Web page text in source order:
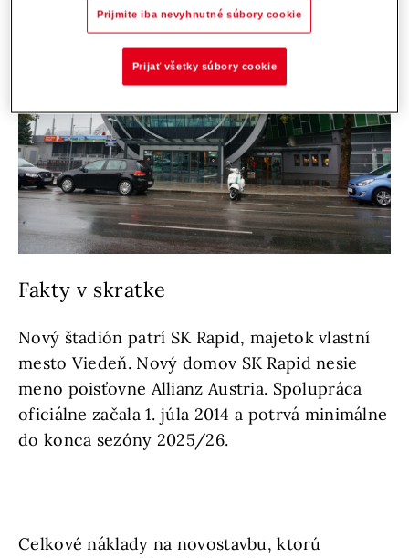
Fakty v skratke
Nový štadión patrí SK Rapid, majetok vlastní
mesto Viedeň. Nový domov SK Rapid nesie
meno poisťovne Allianz Austria. Spolupráca
oficiálne začala 1. júla 2014 a potrvá minimálne
do konca sezóny 2025/26.
Celkové náklady na novostavbu, ktorú
Prijmite iba nevyhnutné súbory cookie
Prijať všetky súbory cookie